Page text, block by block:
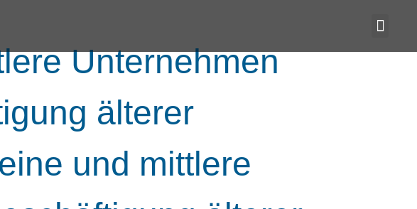
Unternehmen
älterer
und mittlere